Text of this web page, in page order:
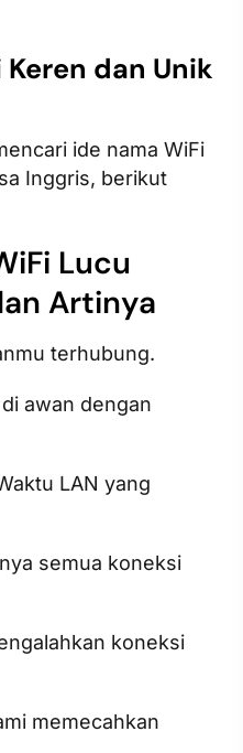
dan Unik
ide nama WiFi
Inggris, berikut
Lucu
Artinya
terhubung.
awan dengan
LAN yang
semua koneksi
koneksi
memecahkan